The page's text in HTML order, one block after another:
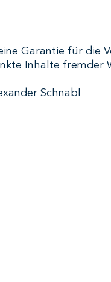
Garantie für die
Inhalte fremder
Schnabl